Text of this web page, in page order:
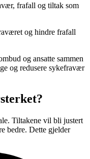
frafall og tiltak som
og hindre frafall
og ansatte sammen
og redusere sykefravær
Tiltakene vil bli justert
bedre. Dette gjelder